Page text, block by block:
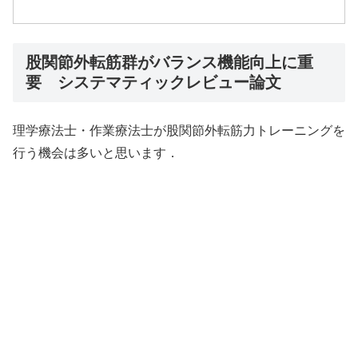
股関節外転筋群がバランス機能向上に重
要 システマティックレビュー論文
理学療法士・作業療法士が股関節外転筋力トレーニングを
行う機会は多いと思います．